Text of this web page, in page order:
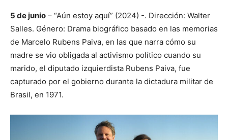
5 de junio – “Aún estoy aquí” (2024) -. Dirección: Walter
Salles. Género: Drama biográfico basado en las memorias
de Marcelo Rubens Paiva, en las que narra cómo su
madre se vio obligada al activismo político cuando su
marido, el diputado izquierdista Rubens Paiva, fue
capturado por el gobierno durante la dictadura militar de
Brasil, en 1971.